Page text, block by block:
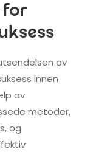
for
av
innen
av
metoder,
og